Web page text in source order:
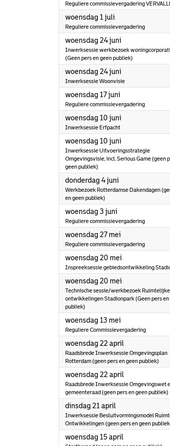
Reguliere commissievergadering
woensdag 1 juli
Reguliere commissievergadering
woensdag 24 juni
Inwerksessie werkbezoek
(Geen pers en geen publiek)
woensdag 24 juni
Inwerksessie Woonvisie
woensdag 17 juni
Reguliere commissievergadering
woensdag 10 juni
Inwerksessie Erfpacht
woensdag 10 juni
Inwerksessie Uitvoeringsstrategie
Omgevingsvisie, incl. Serious Game (geen
geen publiek)
donderdag 4 juni
Werkbezoek Rotterdamse Dakendagen
en geen publiek)
woensdag 3 juni
Reguliere commissievergadering
woensdag 27 mei
Reguliere commissievergadering
woensdag 20 mei
Inspreeksessie gebiedsontwikkeling
woensdag 20 mei
Technische sessie/werkbezoek Ruimtelijke
ontwikkelingen Stadionpark (Geen pers en
publiek)
woensdag 13 mei
Reguliere Commissievergadering
woensdag 22 april
Raadsbrede Inwerksessie Omgevingsplan
Rotterdam (geen pers en geen publiek)
woensdag 22 april
Raadsbrede Inwerksessie Omgevingswet
gemeenteraad (geen pers en geen publiek)
dinsdag 21 april
Inwerksessie Besluitvormingsmodel
Ontwikkelingen (geen pers en geen
woensdag 15 april